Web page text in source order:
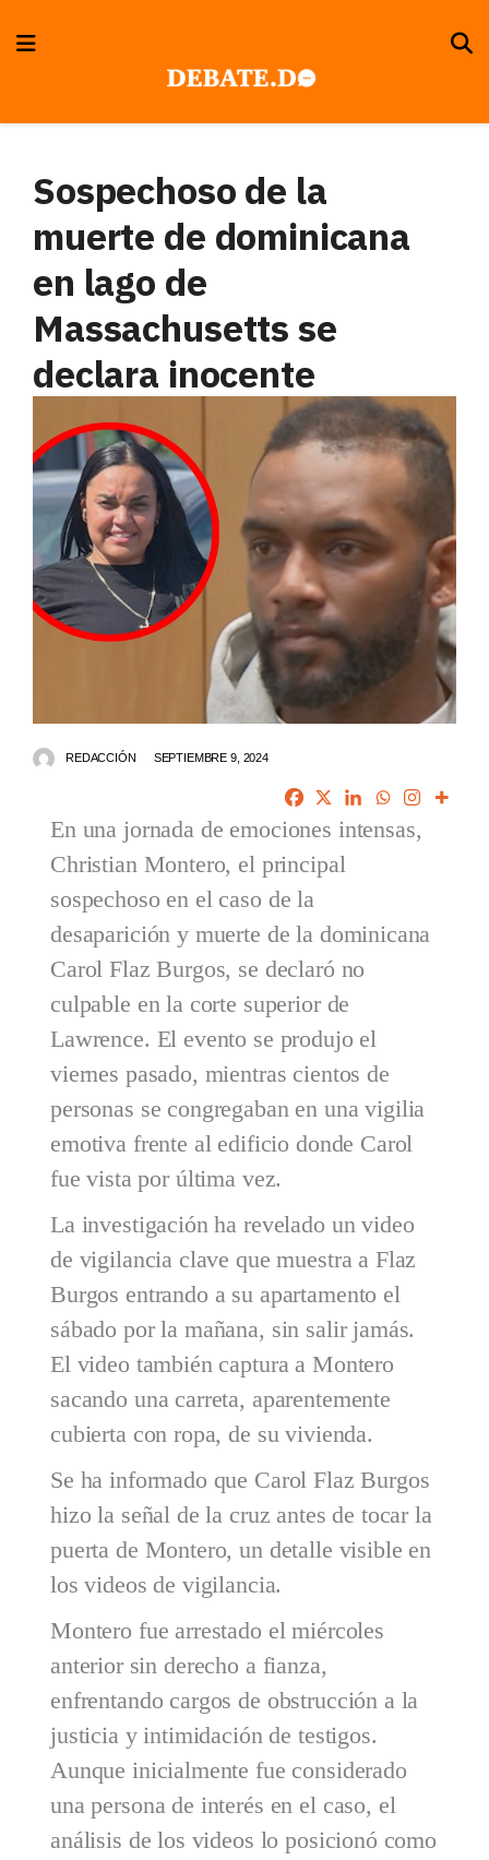
Sospechoso de la
muerte de dominicana
en lago de
Massachusetts se
declara inocente
REDACCIÓN SEPTIEMBRE 9, 2024
En una jornada de emociones intensas,
Christian Montero, el principal
sospechoso en el caso de la
desaparición y muerte de la dominicana
Carol Flaz Burgos, se declaró no
culpable en la corte superior de
Lawrence. El evento se produjo el
viernes pasado, mientras cientos de
personas se congregaban en una vigilia
emotiva frente al edificio donde Carol
fue vista por última vez.
La investigación ha revelado un video
de vigilancia clave que muestra a Flaz
Burgos entrando a su apartamento el
sábado por la mañana, sin salir jamás.
El video también captura a Montero
sacando una carreta, aparentemente
cubierta con ropa, de su vivienda.
Se ha informado que Carol Flaz Burgos
hizo la señal de la cruz antes de tocar la
puerta de Montero, un detalle visible en
los videos de vigilancia.
Montero fue arrestado el miércoles
anterior sin derecho a fianza,
enfrentando cargos de obstrucción a la
justicia y intimidación de testigos.
Aunque inicialmente fue considerado
una persona de interés en el caso, el
análisis de los videos lo posicionó como